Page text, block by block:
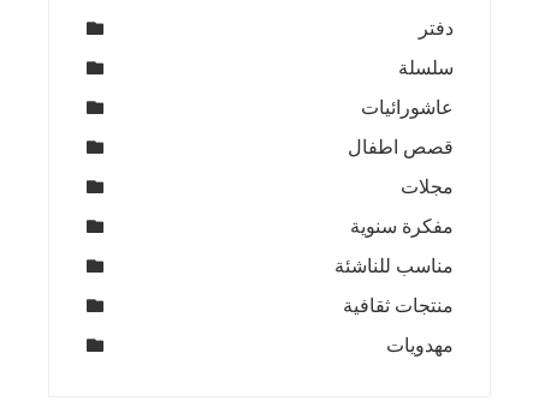
دفتر
سلسلة
عاشورائيات
قصص اطفال
مجلات
مفكرة سنوية
مناسب للناشئة
منتجات ثقافية
مهدويات